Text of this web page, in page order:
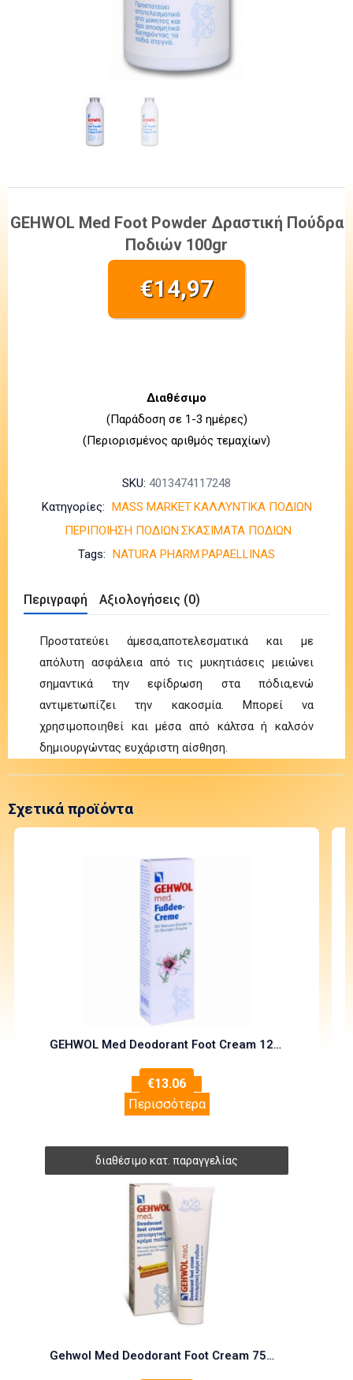
GEHWOL Med Foot Powder Δραστική Πούδρα
Ποδιών 100gr
€14,97
Διαθέσιμο
(Παράδοση σε 1-3 ημέρες)
(Περιορισμένος αριθμός τεμαχίων)
SKU: 4013474117248
Κατηγορίες: MASS MARKETΚΑΛΛΥΝΤΙΚΑ ΠΟΔΙΩΝ
ΠΕΡΙΠΟΙΗΣΗ ΠΟΔΙΩΝ ΣΚΑΣΙΜΑΤΑ ΠΟΔΙΩΝ
Tags: NATURA PHARM PAPAELLINAS
Περιγραφή Αξιολογήσεις (0)
Προστατεύει άμεσα,αποτελεσματικά και με
απόλυτη ασφάλεια από τις μυκητιάσεις μειώνει
σημαντικά την εφίδρωση στα πόδια,ενώ
αντιμετωπίζει την κακοσμία. Μπορεί να
χρησιμοποιηθεί και μέσα από κάλτσα ή καλσόν
δημιουργώντας ευχάριστη αίσθηση.
Σχετικά προϊόντα
GEHWOL Med Deodorant Foot Cream 125ml
€13.06
Περισσότερα
Gehwol Med Deodorant Foot Cream 75ml (Αποσμητική Κρέμα Ποδιών Με 24ωρη Δράση)